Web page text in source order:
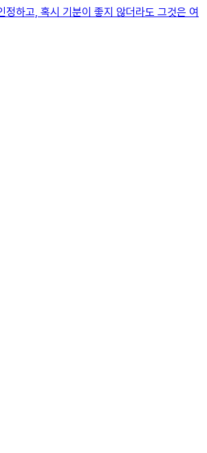
하고, 혹시 기분이 좋지 않더라도 그것은 여